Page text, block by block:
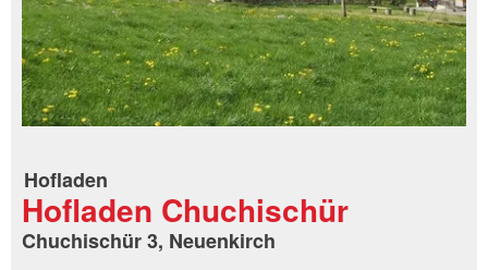
Hofladen
Hofladen Chuchischür
Chuchischür 3, Neuenkirch